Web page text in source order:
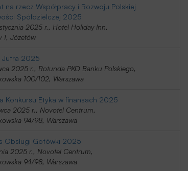
na rzecz Współpracy i Rozwoju Polskiej
Spółdzielczej 2025
2025 r., Hotel Holiday Inn,
1, Józefów
Jutra 2025
2025 r., Rotunda PKO Banku Polskiego,
100/102, Warszawa
Konkursu Etyka w finansach 2025
2025 r., Novotel Centrum,
94/98, Warszawa
Obsługi Gotówki 2025
2025 r., Novotel Centrum,
94/98, Warszawa